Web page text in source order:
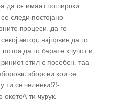
да се имаат пошироки
следи постојано
процеси, да го
автор, најпрвин да го
потоа да го барате клучот и
стил е посебен, таа
зборови кои се
ти се челенки!?!-
ти чурук,